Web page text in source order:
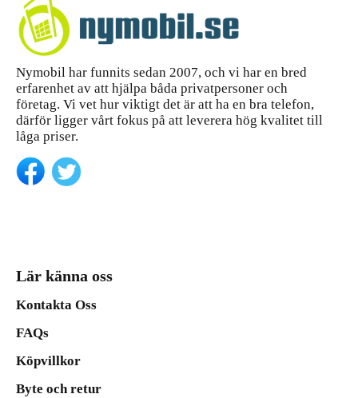
Nymobil har funnits sedan 2007, och vi har en bred
erfarenhet av att hjälpa båda privatpersoner och
företag. Vi vet hur viktigt det är att ha en bra telefon,
därför ligger vårt fokus på att leverera hög kvalitet till
låga priser.
Lär känna oss
Kontakta Oss
FAQs
Köpvillkor
Byte och retur